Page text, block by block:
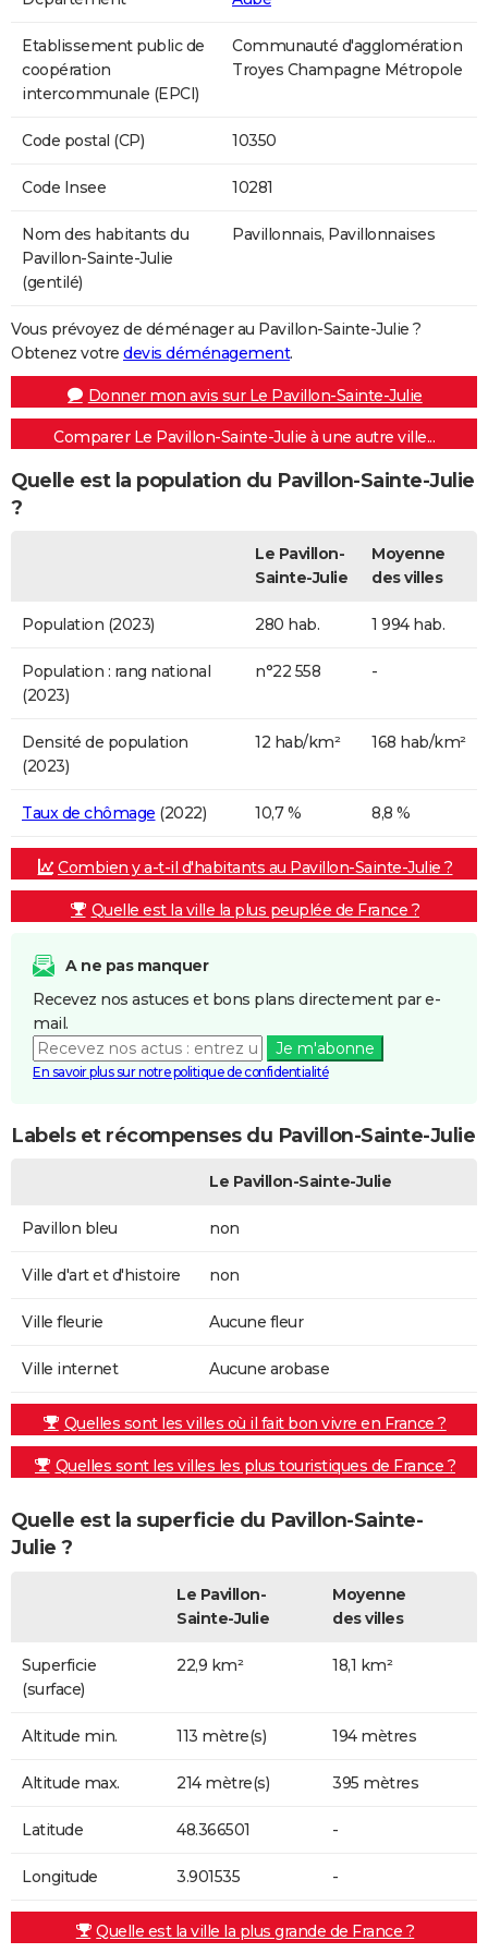
Etablissement public de
coopération
intercommunale (EPCI)
Communauté d'agglomération
Troyes Champagne Métropole
Code postal (CP) 10350
Code Insee 10281
Nom des habitants du
Pavillon-Sainte-Julie
(gentilé)
Pavillonnais, Pavillonnaises
Vous prévoyez de déménager au Pavillon-Sainte-Julie ?
Obtenez votre devis déménagement.
Donner mon avis sur Le Pavillon-Sainte-Julie
Comparer Le Pavillon-Sainte-Julie à une autre ville...
Quelle est la population du Pavillon-Sainte-Julie
?
Le Pavillon-
Sainte-Julie
Moyenne
des villes
Population (2023) 280 hab. 1 994 hab.
Population : rang national
(2023)
n°22 558 -
Densité de population
(2023)
12 hab/km² 168 hab/km²
Taux de chômage (2022) 10,7 % 8,8 %
Combien y a-t-il d'habitants au Pavillon-Sainte-Julie ?
Quelle est la ville la plus peuplée de France ?
A ne pas manquer
Recevez nos astuces et bons plans directement par e-
mail.
Je m'abonne
En savoir plus sur notre politique de confidentialité
Labels et récompenses du Pavillon-Sainte-Julie
Le Pavillon-Sainte-Julie
Pavillon bleu non
Ville d'art et d'histoire non
Ville fleurie Aucune fleur
Ville internet Aucune arobase
Quelles sont les villes où il fait bon vivre en France ?
Quelles sont les villes les plus touristiques de France ?
Quelle est la superficie du Pavillon-Sainte-
Julie ?
Le Pavillon-
Sainte-Julie
Moyenne
des villes
Superficie
(surface)
22,9 km² 18,1 km²
Altitude min. 113 mètre(s) 194 mètres
Altitude max. 214 mètre(s) 395 mètres
Latitude 48.366501 -
Longitude 3.901535 -
Quelle est la ville la plus grande de France ?